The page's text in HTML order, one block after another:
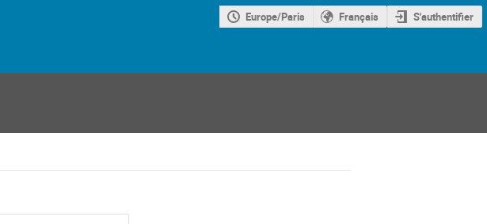
Europe/Paris Français S'authentifier